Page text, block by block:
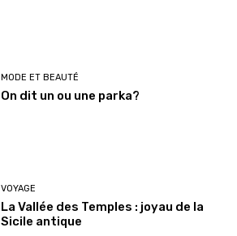
MODE ET BEAUTÉ
On dit un ou une parka?
VOYAGE
La Vallée des Temples : joyau de la
Sicile antique